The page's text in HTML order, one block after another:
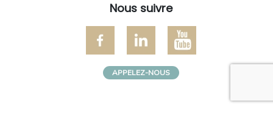
Nous suivre
APPELEZ-NOUS